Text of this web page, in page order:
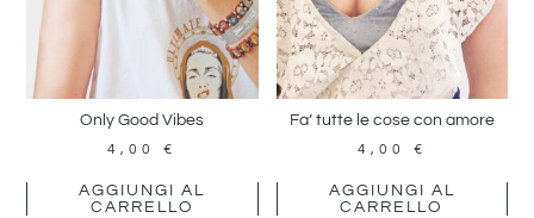
Only Good Vibes
4,00€
AGGIUNGI AL
CARRELLO
Fa’ tutte le cose con amore
4,00 €
AGGIUNGI AL
CARRELLO